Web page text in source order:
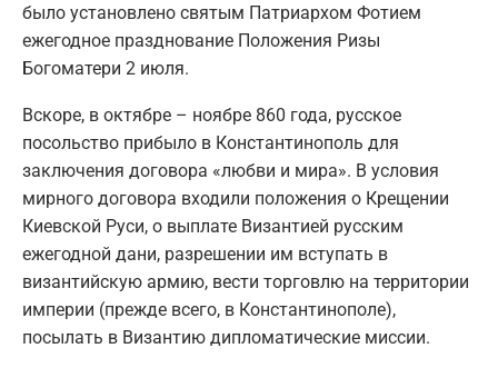
было установлено святым Патриархом Фотием
ежегодное празднование Положения Ризы
Богоматери 2 июля.
Вскоре, в октябре – ноябре 860 года, русское
посольство прибыло в Константинополь для
заключения договора «любви и мира». В условия
мирного договора входили положения о Крещении
Киевской Руси, о выплате Византией русским
ежегодной дани, разрешении им вступать в
византийскую армию, вести торговлю на территории
империи (прежде всего, в Константинополе),
посылать в Византию дипломатические миссии.